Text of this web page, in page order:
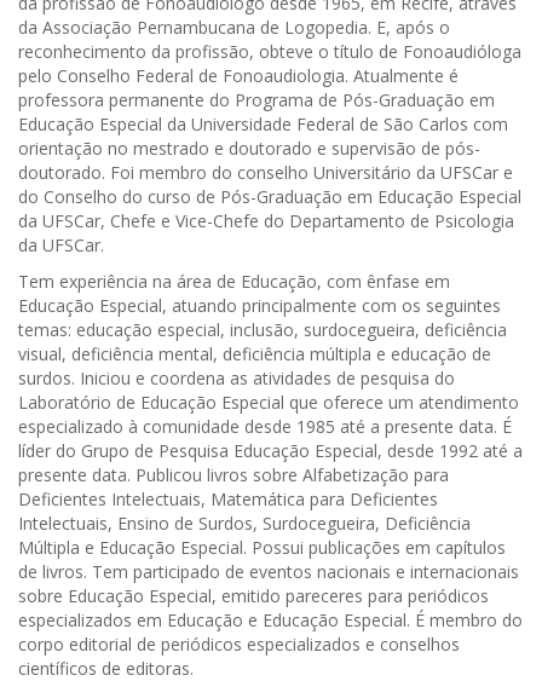
da Associação Pernambucana de Logopedia. E, após o
reconhecimento da profissão, obteve o título de Fonoaudióloga
pelo Conselho Federal de Fonoaudiologia. Atualmente é
professora permanente do Programa de Pós-Graduação em
Educação Especial da Universidade Federal de São Carlos com
orientação no mestrado e doutorado e supervisão de pós-
doutorado. Foi membro do conselho Universitário da UFSCar e
do Conselho do curso de Pós-Graduação em Educação Especial
da UFSCar, Chefe e Vice-Chefe do Departamento de Psicologia
da UFSCar.
Tem experiência na área de Educação, com ênfase em
Educação Especial, atuando principalmente com os seguintes
temas: educação especial, inclusão, surdocegueira, deficiência
visual, deficiência mental, deficiência múltipla e educação de
surdos. Iniciou e coordena as atividades de pesquisa do
Laboratório de Educação Especial que oferece um atendimento
especializado à comunidade desde 1985 até a presente data. É
líder do Grupo de Pesquisa Educação Especial, desde 1992 até a
presente data. Publicou livros sobre Alfabetização para
Deficientes Intelectuais, Matemática para Deficientes
Intelectuais, Ensino de Surdos, Surdocegueira, Deficiência
Múltipla e Educação Especial. Possui publicações em capítulos
de livros. Tem participado de eventos nacionais e internacionais
sobre Educação Especial, emitido pareceres para periódicos
especializados em Educação e Educação Especial. É membro do
corpo editorial de periódicos especializados e conselhos
científicos de editoras.